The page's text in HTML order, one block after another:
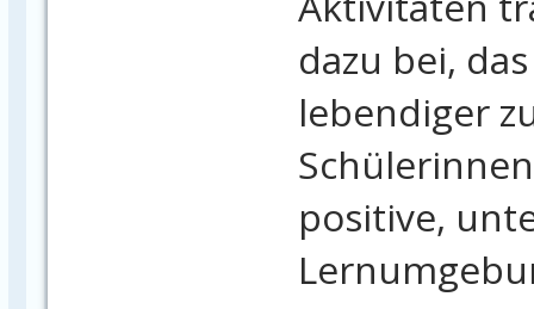
dazu bei,
lebendiger
positive,